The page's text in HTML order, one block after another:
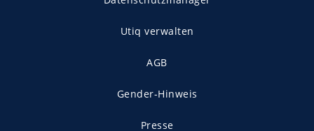
Utiq verwalten
AGB
Gender-Hinweis
Presse